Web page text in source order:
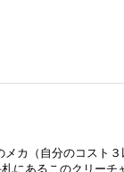
カ（自分のコスト
にあるこのクリーチ